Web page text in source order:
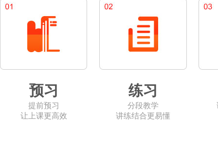
预习
提前预习
让上课更高效
练习
分段教学
讲练结合更易懂